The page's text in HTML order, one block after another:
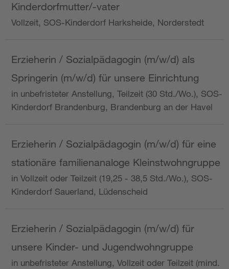
Kinderdorfmutter/-vater
Vollzeit, SOS-Kinderdorf Harksheide, Norderstedt
Erzieherin / Sozialpädagogin (m/w/d) als
Springerin (m/w/d) für unsere Einrichtung
in unbefristeter Anstellung, Teilzeit (30 Std./Wo.), SOS-
Kinderdorf Brandenburg, Brandenburg an der Havel
Erzieherin / Sozialpädagogin (m/w/d) für eine
stationäre familienanaloge Kleinstwohngruppe
in Vollzeit oder Teilzeit (19,25 - 38,5 Std./Wo.), SOS-
Kinderdorf Sauerland, Lüdenscheid
Erzieherin / Sozialpädagogin (m/w/d) für
unsere Kinder- und Jugendwohngruppe
in unbefristeter Anstellung, Vollzeit oder Teilzeit (mind.